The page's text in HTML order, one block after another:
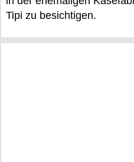
Tipi zu besichtigen.